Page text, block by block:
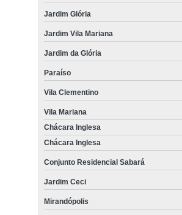
Jardim Glória
Jardim Vila Mariana
Jardim da Glória
Paraíso
Vila Clementino
Vila Mariana
Chácara Inglesa
Chácara Inglesa
Conjunto Residencial Sabará
Jardim Ceci
Mirandópolis